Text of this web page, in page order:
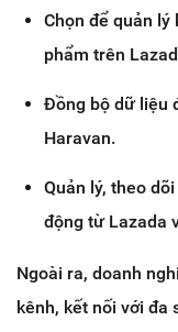
Chọn để quản lý
phẩm trên
Đồng bộ dữ liệu
Haravan.
Quản lý, theo
động từ Lazada
Ngoài ra, doanh
kênh, kết nối với đa